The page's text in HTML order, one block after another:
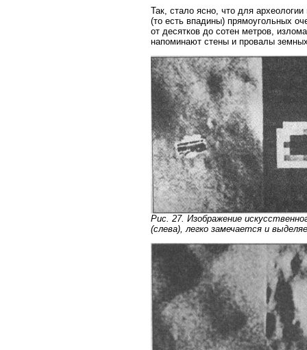
Так, стало ясно, что для
(то есть впадины) прямоугольных
от десятков до сотен метров,
напоминают стены и провалы
Рис. 27. Изображение
(слева), легко замечается и